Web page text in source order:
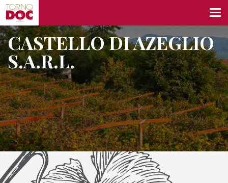
CASTELLO DI AZEGLIO
S.A.R.L.